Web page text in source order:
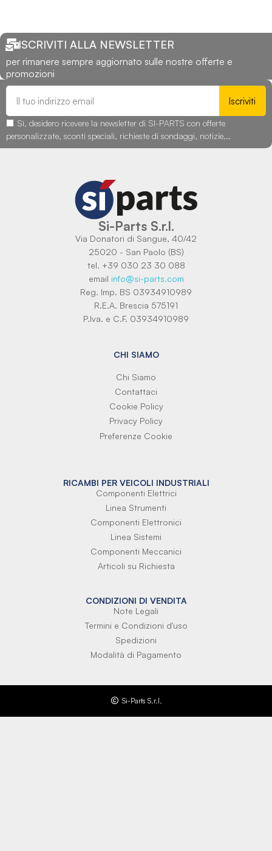
ISCRIVITI ALLA NEWSLETTER
per rimanere sempre aggiornato sulle nostre offerte e
promozioni
Iscriviti
Sì, desidero ricevere la newsletter di SI-PARTS con offerte
personalizzate, sconti speciali, richieste di sondaggi, notizie...
Si-Parts S.r.l.
Via Donatori di Sangue, 40/42
25020 - San Paolo (BS)
tel. +39 030 23 30 088
email info@si-parts.com
Reg. Imp. BS 03934910989
R.E.A. Brescia 575191
P.Iva. e C.F. 03934910989
CHI SIAMO
Chi Siamo
Contattaci
Cookie Policy
Privacy Policy
Preferenze Cookie
RICAMBI PER VEICOLI INDUSTRIALI
Componenti Elettrici
Linea Strumenti
Componenti Elettronici
Linea Sistemi
Componenti Meccanici
Articoli su Richiesta
CONDIZIONI DI VENDITA
Note Legali
Termini e Condizioni d'uso
Spedizioni
Modalità di Pagamento
Si-Parts S.r.l.